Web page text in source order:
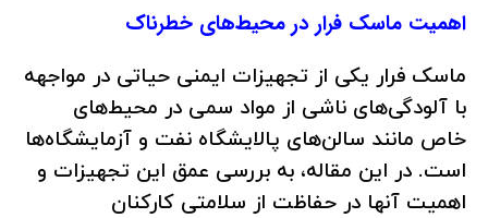
اهمیت ماسک فرار در محیط‌های خطرناک
ماسک فرار یکی از تجهیزات ایمنی حیاتی در مواجهه
با آلودگی‌های ناشی از مواد سمی در محیط‌های
خاص مانند سالن‌های پالایشگاه نفت و آزمایشگاه‌ها
است. در این مقاله، به بررسی عمق این تجهیزات و
اهمیت آنها در حفاظت از سلامتی کارکنان